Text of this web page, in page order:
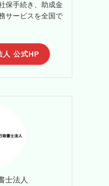
保手続き、助成金
サービスを全国で
人 公式HP
士法人